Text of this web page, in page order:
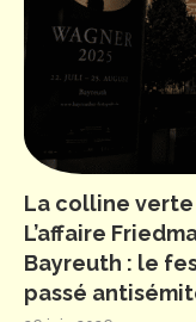
La colline verte
L’affaire
Bayreuth : le
passé